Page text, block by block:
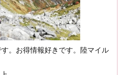
。お得情報好きです。陸マイル